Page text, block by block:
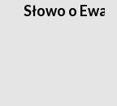
Słowo o